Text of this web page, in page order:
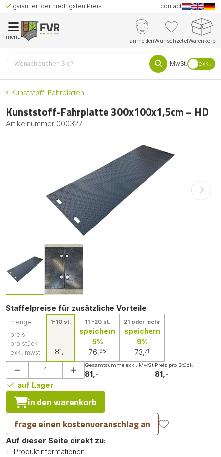
garantiert der niedrigsten Preis contact
menu
anmeldenWunschzettelWarenkorb
MwSt. exkl.
Kunststoff-Fahrplatten
Kunststoff-Fahrplatte 300x100x1,5cm – HD
Artikelnummer 000327
Staffelpreise für zusätzliche Vorteile
menge
preis
pro stück
exkl. mwst.
1-10 st.
81,-
11 -20 st.
speichern
5%
76,95
21 oder mehr
speichern
9%
73,71
Gesamtsumme exkl. MwSt.
81,-
Preis pro Stück
81,-
auf Lager
in den warenkorb
frage einen kostenvoranschlag an
Auf dieser Seite direkt zu:
Produktinformationen